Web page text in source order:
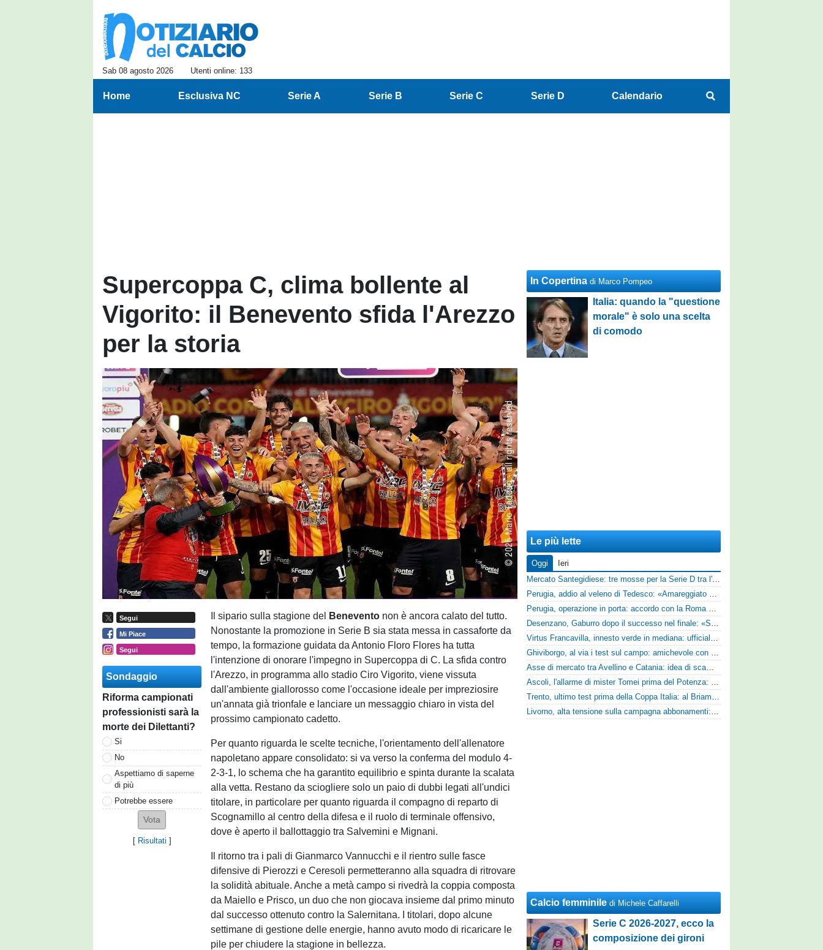
Sab 08 agosto 2026 Utenti online: 133
Home Esclusiva NC Serie A Serie B Serie C Serie D Calendario
Supercoppa C, clima bollente al
Vigorito: il Benevento sfida l'Arezzo
per la storia
Segui
Mi Piace
Segui
Sondaggio
Riforma campionati
professionisti sarà la
morte dei Dilettanti?
Si
No
Aspettiamo di saperne
di più
Potrebbe essere
[ Risultati ]
Il sipario sulla stagione del Benevento non è ancora calato del tutto.
Nonostante la promozione in Serie B sia stata messa in cassaforte da
tempo, la formazione guidata da Antonio Floro Flores ha tutta
l'intenzione di onorare l'impegno in Supercoppa di C. La sfida contro
l'Arezzo, in programma allo stadio Ciro Vigorito, viene vissuta
dall'ambiente giallorosso come l'occasione ideale per impreziosire
un'annata già trionfale e lanciare un messaggio chiaro in vista del
prossimo campionato cadetto.
Per quanto riguarda le scelte tecniche, l'orientamento dell'allenatore
napoletano appare consolidato: si va verso la conferma del modulo 4-
2-3-1, lo schema che ha garantito equilibrio e spinta durante la scalata
alla vetta. Restano da sciogliere solo un paio di dubbi legati all'undici
titolare, in particolare per quanto riguarda il compagno di reparto di
Scognamillo al centro della difesa e il ruolo di terminale offensivo,
dove è aperto il ballottaggio tra Salvemini e Mignani.
Il ritorno tra i pali di Gianmarco Vannucchi e il rientro sulle fasce
difensive di Pierozzi e Ceresoli permetteranno alla squadra di ritrovare
la solidità abituale. Anche a metà campo si rivedrà la coppia composta
da Maiello e Prisco, un duo che non giocava insieme dal primo minuto
dal successo ottenuto contro la Salernitana. I titolari, dopo alcune
settimane di gestione delle energie, hanno avuto modo di ricaricare le
pile per chiudere la stagione in bellezza.
In Copertina di Marco Pompeo
Italia: quando la "questione
morale" è solo una scelta
di comodo
Le più lette
Oggi
Ieri
Mercato Santegidiese: tre mosse per la Serie D tra l'ingaggio di Diakhate e due rinnovi chiave
Perugia, addio al veleno di Tedesco: «Amareggiato dalle parole di Alessandro Gaucci, mi hanno ferito umanamente»
Perugia, operazione in porta: accordo con la Roma per il talento Zelezny
Desenzano, Gaburro dopo il successo nel finale: «Sapevamo che avremmo sofferto, ma si è vista la voglia di vincere»
Virtus Francavilla, innesto verde in mediana: ufficiale l'arrivo del classe 2008 Gianluca Ajello
Ghiviborgo, al via i test sul campo: amichevole con il Fratres Perignano e sguardo al nuovo girone E
Asse di mercato tra Avellino e Catania: idea di scambio tra Cosimo Patierno e Kaleb Jimenez
Ascoli, l'allarme di mister Tomei prima del Potenza: «Mettiamoci l'elmetto, l'obiettivo è la salvezza e non dobbiamo vendere fumo!»
Trento, ultimo test prima della Coppa Italia: al Briamasco arriva il triangolare con Südtirol e Campodarsego
Livorno, alta tensione sulla campagna abbonamenti: la stoccata della Curva Nord alla società
Calcio femminile di Michele Caffarelli
Serie C 2026-2027, ecco la
composizione dei gironi